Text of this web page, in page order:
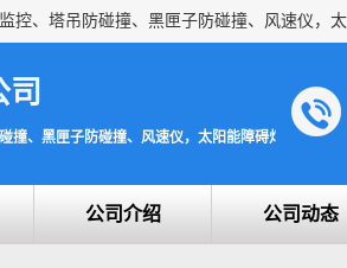
、黑匣子防碰撞、风速仪，太阳能障碍灯安全提示灯
公司介绍 公司动态